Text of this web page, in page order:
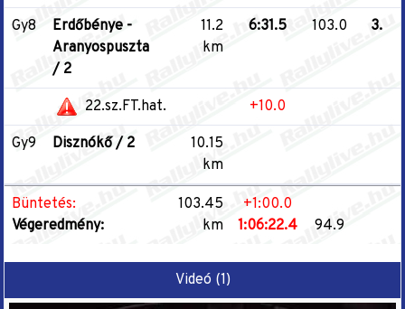
Gy8
Erdőbénye -
Aranyospuszta
/ 2
11.2
km
6:31.5 103.0 3.
22.sz.FT.hat. +10.0
Gy9 Disznókő / 2
10.15
km
Büntetés:
Végeredmény:
103.45
km
+1:00.0
1:06:22.4
94.9
Videó (1)